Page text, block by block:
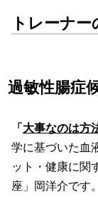
トレーナ
過敏性腸症
「 大事なのは方
学に基づいた血
ット・健康に関
座」岡洋介です。